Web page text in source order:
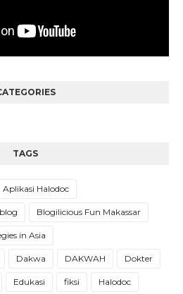
TAGS
Aplikasi Halodoc
blog Blogilicious Fun Makassar
in Asia
Dakwa DAKWAH Dokter
Edukasi fiksi Halodoc